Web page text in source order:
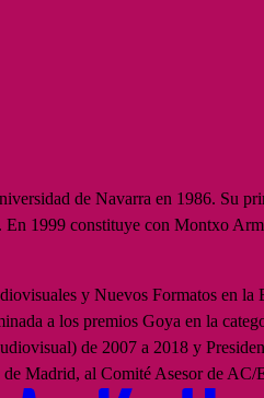
de Navarra en 1986. Su
En 1999 constituye con Montxo
y Nuevos Formatos en
a los premios Goya en la
de 2007 a 2018 y
Madrid, al Comité Asesor de